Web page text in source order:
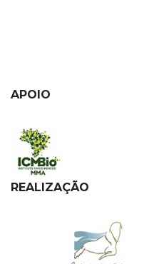
APOIO
REALIZAÇÃO